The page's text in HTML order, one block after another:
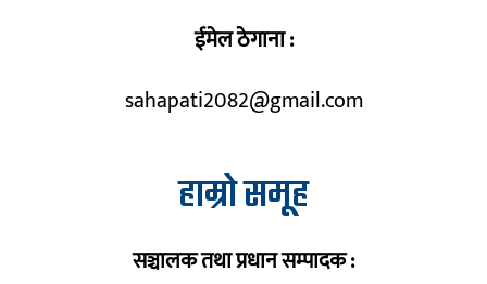
ईमेल ठेगाना :
sahapati2082@gmail.com
हाम्रो समूह
सञ्चालक तथा प्रधान सम्पादक :